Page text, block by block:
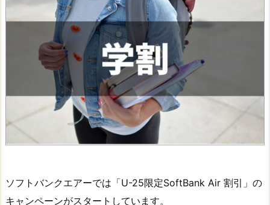
ソフトバンクエアーでは「U-25限定SoftBank Air 割引」の
キャンペーンがスタートしています。